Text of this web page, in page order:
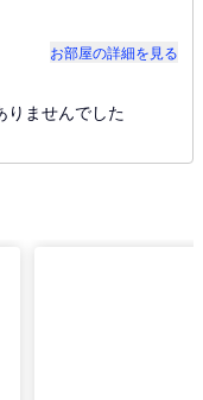
お部屋の詳細を見る
りませんでした